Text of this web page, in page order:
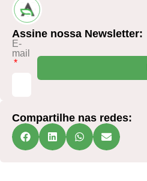
Assine nossa Newsletter:
E-
mail
Compartilhe nas redes: